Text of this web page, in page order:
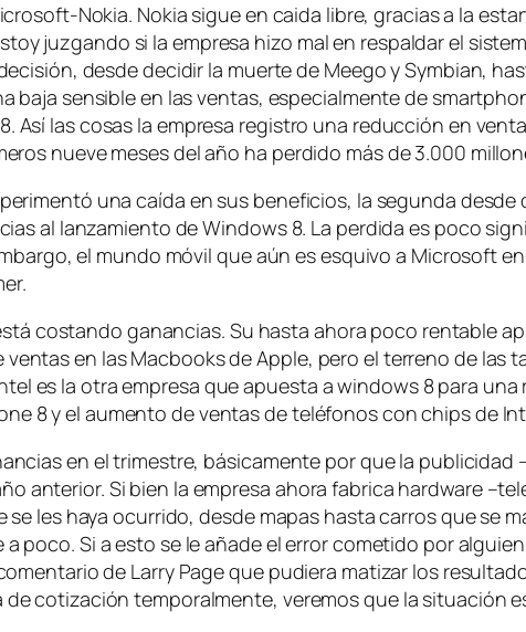
Nokia. Nokia sigue en caida libre, gracias a la
juzgando si la empresa hizo mal en respaldar el
desde decidir la muerte de Meego y Symbian,
baja sensible en las ventas, especialmente de
Así las cosas la empresa registro una reducción en
nueve meses del año ha perdido más de 3.000
una caída en sus beneficios, la segunda
al lanzamiento de Windows 8. La perdida es poco
el mundo móvil que aún es esquivo a Microsoft
costando ganancias. Su hasta ahora poco rentable
en las Macbooks de Apple, pero el terreno de
es la otra empresa que apuesta a windows 8 para
8 y el aumento de ventas de teléfonos con chips de
en el trimestre, básicamente por que la
anterior. Si bien la empresa ahora fabrica hardware
les haya ocurrido, desde mapas hasta carros que se
Si a esto se le añade el error cometido por alguien
de Larry Page que pudiera matizar los
cotización temporalmente, veremos que la situación